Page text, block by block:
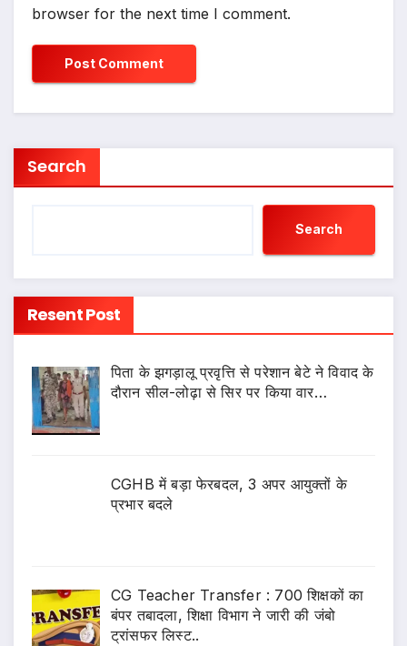
browser for the next time I comment.
Search
Search
Resent Post
पिता के झगड़ालू प्रवृत्ति से परेशान बेटे ने विवाद के
दौरान सील-लोढ़ा से सिर पर किया वार…
CGHB में बड़ा फेरबदल, 3 अपर आयुक्तों के
प्रभार बदले
CG Teacher Transfer : 700 शिक्षकों का
बंपर तबादला, शिक्षा विभाग ने जारी की जंबो
ट्रांसफर लिस्ट..